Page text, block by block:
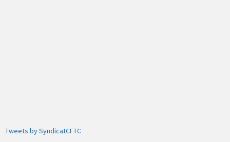
Tweets by SyndicatCFTC